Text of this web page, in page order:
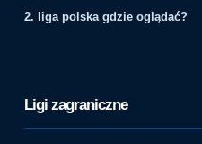
2. liga polska gdzie oglądać?
Ligi zagraniczne